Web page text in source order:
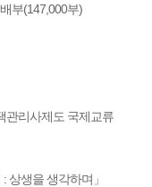
부(147,000부)
관리사제도 국제교류
상생을 생각하며」